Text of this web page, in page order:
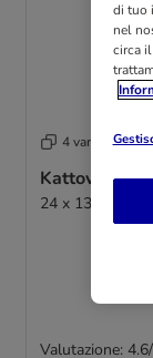
4 varianti
Kattovit
24 x 135 ml con
Valutazione:
di tuo
nel
circa